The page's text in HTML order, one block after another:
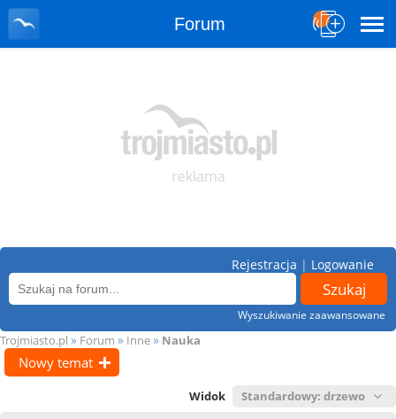
Forum
Wyszukiwanie zaawansowane
Rejestracja | Logowanie
Trojmiasto.pl » Forum » Inne» Nauka
Nowy temat
Widok